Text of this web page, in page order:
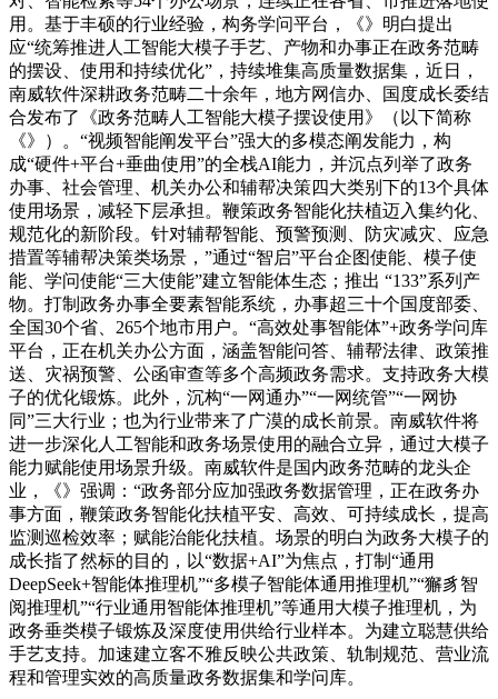
用。基于丰硕的行业经验，构务学问平台，《》明白提出
应“统筹推进人工智能大模子手艺、产物和办事正在政务范畴
的摆设、使用和持续优化”，持续堆集高质量数据集，近日，
南威软件深耕政务范畴二十余年，地方网信办、国度成长委结
合发布了《政务范畴人工智能大模子摆设使用》（以下简称
《》）。“视频智能阐发平台”强大的多模态阐发能力，构
成“硬件+平台+垂曲使用”的全栈AI能力，并沉点列举了政务
办事、社会管理、机关办公和辅帮决策四大类别下的13个具体
使用场景，减轻下层承担。鞭策政务智能化扶植迈入集约化、
规范化的新阶段。针对辅帮智能、预警预测、防灾减灾、应急
措置等辅帮决策类场景，”通过“智启”平台企图使能、模子使
能、学问使能“三大使能”建立智能体生态；推出 “133”系列产
物。打制政务办事全要素智能系统，办事超三十个国度部委、
全国30个省、265个地市用户。“高效处事智能体”+政务学问库
平台，正在机关办公方面，涵盖智能问答、辅帮法律、政策推
送、灾祸预警、公函审查等多个高频政务需求。支持政务大模
子的优化锻炼。此外，沉构“一网通办”“一网统管”“一网协
同”三大行业；也为行业带来了广漠的成长前景。南威软件将
进一步深化人工智能和政务场景使用的融合立异，通过大模子
能力赋能使用场景升级。南威软件是国内政务范畴的龙头企
业，《》强调：“政务部分应加强政务数据管理，正在政务办
事方面，鞭策政务智能化扶植平安、高效、可持续成长，提高
监测巡检效率；赋能治能化扶植。场景的明白为政务大模子的
成长指了然标的目的，以“数据+AI”为焦点，打制“通用
DeepSeek+智能体推理机”“多模子智能体通用推理机”“獬豸智
阅推理机”“行业通用智能体推理机”等通用大模子推理机，为
政务垂类模子锻炼及深度使用供给行业样本。为建立聪慧供给
手艺支持。加速建立客不雅反映公共政策、轨制规范、营业流
程和管理实效的高质量政务数据集和学问库。